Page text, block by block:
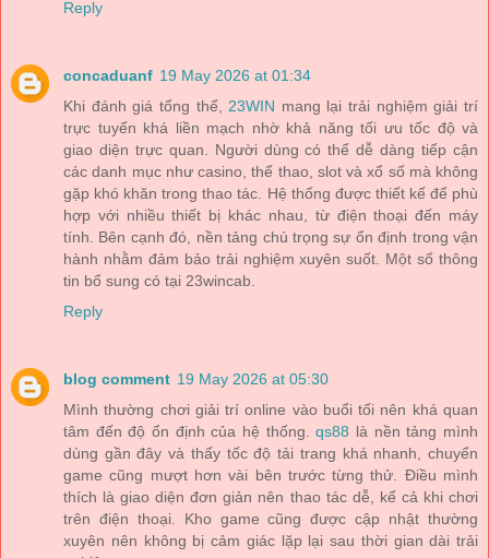
Reply
concaduanf 19 May 2026 at 01:34
Khi đánh giá tổng thể, 23WIN mang lại trải nghiệm giải trí
trực tuyến khá liền mạch nhờ khả năng tối ưu tốc độ và
giao diện trực quan. Người dùng có thể dễ dàng tiếp cận
các danh mục như casino, thể thao, slot và xổ số mà không
gặp khó khăn trong thao tác. Hệ thống được thiết kế để phù
hợp với nhiều thiết bị khác nhau, từ điện thoại đến máy
tính. Bên cạnh đó, nền tảng chú trọng sự ổn định trong vận
hành nhằm đảm bảo trải nghiệm xuyên suốt. Một số thông
tin bổ sung có tại 23wincab.
Reply
blog comment 19 May 2026 at 05:30
Mình thường chơi giải trí online vào buổi tối nên khá quan
tâm đến độ ổn định của hệ thống.qs88 là nền tảng mình
dùng gần đây và thấy tốc độ tải trang khá nhanh, chuyển
game cũng mượt hơn vài bên trước từng thử. Điều mình
thích là giao diện đơn giản nên thao tác dễ, kể cả khi chơi
trên điện thoại. Kho game cũng được cập nhật thường
xuyên nên không bị cảm giác lặp lại sau thời gian dài trải